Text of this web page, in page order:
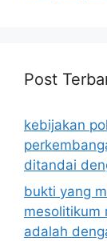
Post
kebijakan
ditandai
bukti yang
mesolitikum
adalah